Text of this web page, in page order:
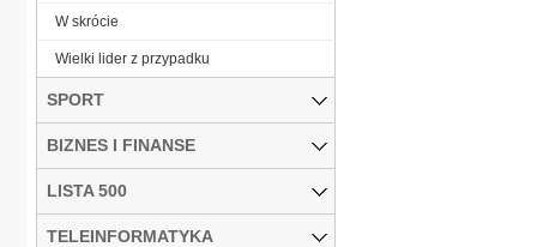
W skrócie
Wielki lider z przypadku
SPORT
BIZNES I FINANSE
LISTA 500
TELEINFORMATYKA